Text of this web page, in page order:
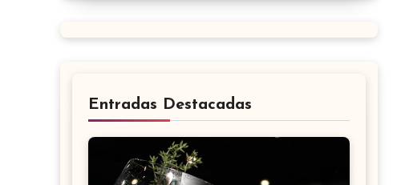
Entradas Destacadas